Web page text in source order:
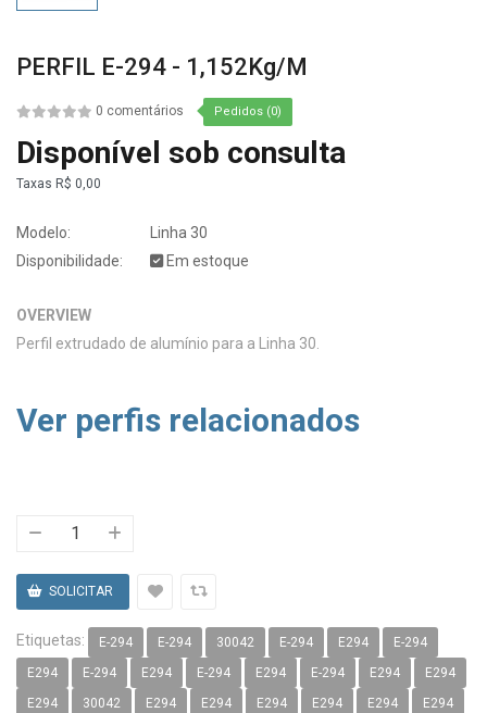
PERFIL E-294 - 1,152Kg/m
0 comentários Pedidos (0)
Disponível sob consulta
Taxas R$ 0,00
Modelo:
Linha 30
Disponibilidade:
Em estoque
OVERVIEW
Perfil extrudado de alumínio para a Linha 30.
Ver perfis relacionados
Etiquetas: E-294 E-294 30042 E-294 E294 E-294
E294 E-294 E294 E-294 E294 E-294 E294 E294
E294 30042 E294 E294 E294 E294 E294 E294